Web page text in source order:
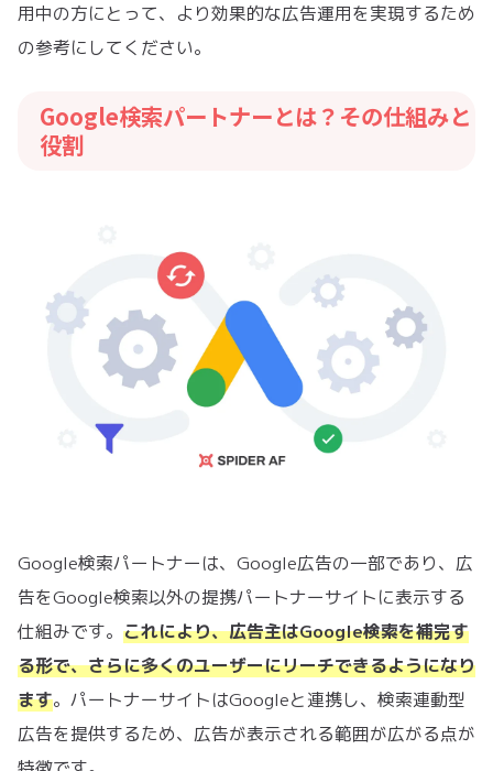
用中の方にとって、より効果的な広告運用を実現するため
の参考にしてください。
Google検索パートナーとは？その仕組みと
役割
Google検索パートナーは、Google広告の一部であり、広
告をGoogle検索以外の提携パートナーサイトに表示する
仕組みです。 これにより、広告主はGoogle検索を補完す
る形で、さらに多くのユーザーにリーチできるようになり
ます。パートナーサイトはGoogleと連携し、検索連動型
広告を提供するため、広告が表示される範囲が広がる点が